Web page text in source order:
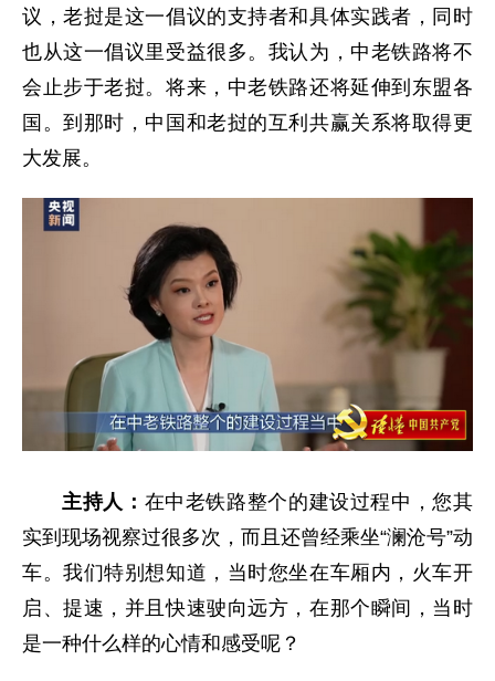
议，老挝是这一倡议的支持者和具体实践者，同时
也从这一倡议里受益很多。我认为，中老铁路将不
会止步于老挝。将来，中老铁路还将延伸到东盟各
国。到那时，中国和老挝的互利共赢关系将取得更
大发展。
主持人： 在中老铁路整个的建设过程中，您其
实到现场视察过很多次，而且还曾经乘坐“澜沧号”动
车。我们特别想知道，当时您坐在车厢内，火车开
启、提速，并且快速驶向远方，在那个瞬间，当时
是一种什么样的心情和感受呢？